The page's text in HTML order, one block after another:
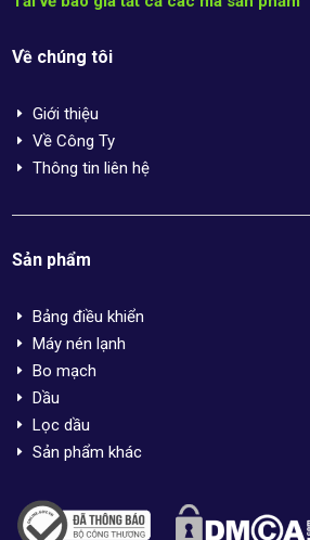
Về chúng tôi
E Giới thiệu
E Về Công Ty
E Thông tin liên hệ
Sản phẩm
E Bảng điều khiển
E Máy nén lạnh
E Bo mạch
E Dầu
E Lọc dầu
E Sản phẩm khác